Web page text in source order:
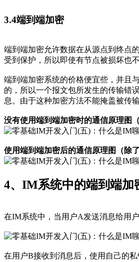
3.4端到端加密
端到端加密允许数据在从源点到终点
受到保护，所以即使有节点被损坏也
端到端加密系统的价格便宜些，并且
的，所以一个报文包所发生的传输错
息。由于这种加密方法不能掩盖被传
没有使用端到端加密时的通信原理图
使用端到端加密后的通信原理图（除
4、IM系统中的端到端加
在IM系统中，当用户A发送消息给用
在用户B接收到消息后，使用自己的